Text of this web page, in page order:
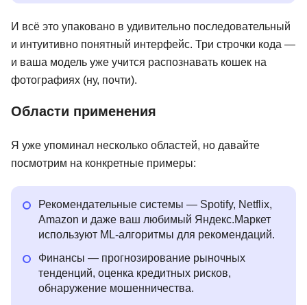
И всё это упаковано в удивительно последовательный
и интуитивно понятный интерфейс. Три строчки кода —
и ваша модель уже учится распознавать кошек на
фотографиях (ну, почти).
Области применения
Я уже упоминал несколько областей, но давайте
посмотрим на конкретные примеры:
Рекомендательные системы — Spotify, Netflix,
Amazon и даже ваш любимый Яндекс.Маркет
используют ML-алгоритмы для рекомендаций.
Финансы — прогнозирование рыночных
тенденций, оценка кредитных рисков,
обнаружение мошенничества.